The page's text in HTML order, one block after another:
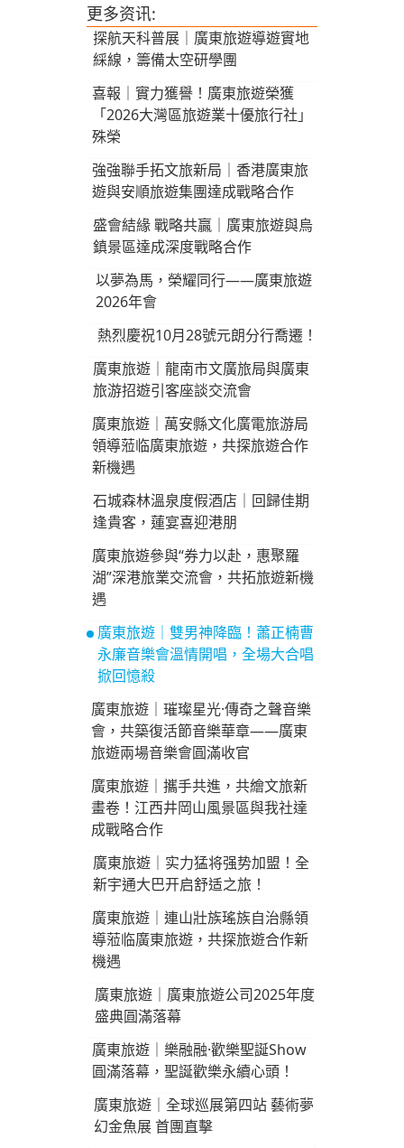
更多资讯:
探航天科普展｜廣東旅遊導遊實地
綵線，籌備太空研學團
喜報｜實力獲譽！廣東旅遊榮獲
「2026大灣區旅遊業十優旅行社」
殊榮
強強聯手拓文旅新局｜香港廣東旅
遊與安順旅遊集團達成戰略合作
盛會結緣 戰略共贏｜廣東旅遊與烏
鎮景區達成深度戰略合作
以夢為馬，榮耀同行——廣東旅遊
2026年會
熱烈慶祝10月28號元朗分行喬遷！
廣東旅遊｜龍南市文廣旅局與廣東
旅游招遊引客座談交流會
廣東旅遊｜萬安縣文化廣電旅游局
領導蒞临廣東旅遊，共探旅遊合作
新機遇
石城森林溫泉度假酒店｜回歸佳期
逢貴客，蓮宴喜迎港朋
廣東旅遊參與“券力以赴，惠聚羅
湖”深港旅業交流會，共拓旅遊新機
遇
廣東旅遊｜雙男神降臨！蕭正楠曹
永廉音樂會溫情開唱，全場大合唱
掀回憶殺
廣東旅遊｜璀璨星光·傳奇之聲音樂
會，共築復活節音樂華章——廣東
旅遊兩場音樂會圓滿收官
廣東旅遊｜攜手共進，共繪文旅新
畫卷！江西井岡山風景區與我社達
成戰略合作
廣東旅遊｜实力猛将强势加盟！全
新宇通大巴开启舒适之旅！
廣東旅遊｜連山壯族瑤族自治縣領
導蒞临廣東旅遊，共探旅遊合作新
機遇
廣東旅遊｜廣東旅遊公司2025年度
盛典圓滿落幕
廣東旅遊｜樂融融·歡樂聖誕Show
圓滿落幕，聖誕歡樂永續心頭！
廣東旅遊｜全球巡展第四站 藝術夢
幻金魚展 首團直擊